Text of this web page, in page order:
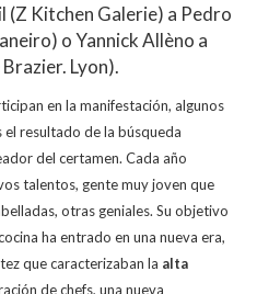
(Z Kitchen Galerie) a Pedro
o Yannick Allèno a
Lyon).
en la manifestación, algunos
resultado de la búsqueda
del certamen. Cada año
talentos, gente muy joven que
otras geniales. Su objetivo
ha entrado en una nueva era,
que caracterizaban la alta
de chefs, una nueva